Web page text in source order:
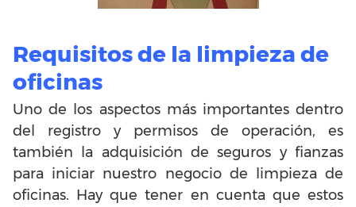
Requisitos de la limpieza de
oficinas
Uno de los aspectos más importantes dentro
del registro y permisos de operación, es
también la adquisición de seguros y fianzas
para iniciar nuestro negocio de limpieza de
oficinas. Hay que tener en cuenta que estos